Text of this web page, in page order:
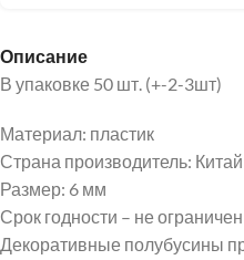
Описание
В упаковке 50 шт. (+-2-3шт)
Материал: пластик
Страна производитель: Китай
Размер: 6 мм
Срок годности – не ограничен
Декоративные полубусины